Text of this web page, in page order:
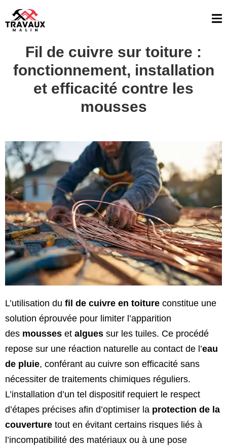
Fil de cuivre sur toiture :
fonctionnement, installation
et efficacité contre les
mousses
L’utilisation du fil de cuivre en toiture constitue une
solution éprouvée pour limiter l’apparition
des mousses et algues sur les tuiles. Ce procédé
repose sur une réaction naturelle au contact de l’eau
de pluie, conférant au cuivre son efficacité sans
nécessiter de traitements chimiques réguliers.
L’installation d’un tel dispositif requiert le respect
d’étapes précises afin d’optimiser la protection de la
couverture tout en évitant certains risques liés à
l’incompatibilité des matériaux ou à une pose